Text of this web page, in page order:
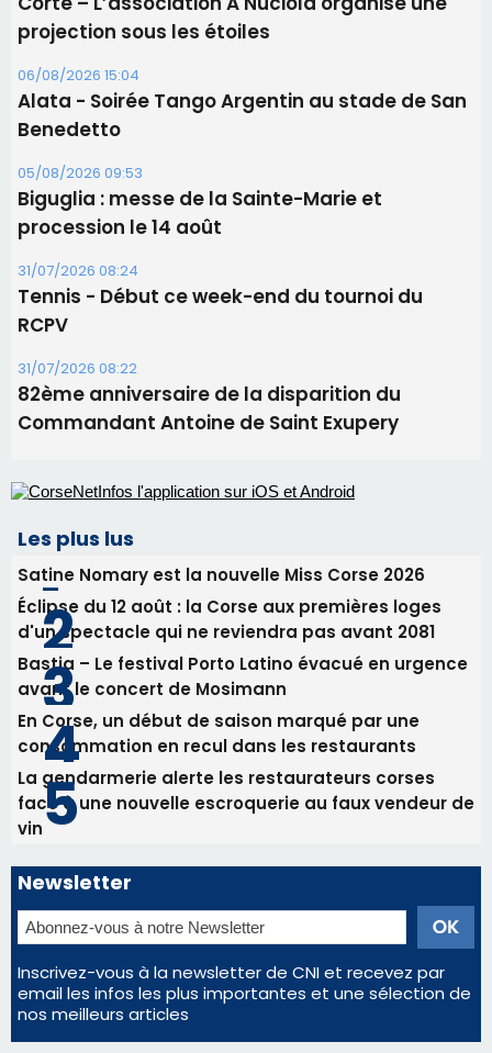
procession le 14 août
31/07/2026 08:24
Tennis - Début ce week-end du tournoi du
RCPV
31/07/2026 08:22
82ème anniversaire de la disparition du
Commandant Antoine de Saint Exupery
Les plus lus
Satine Nomary est la nouvelle Miss Corse 2026
Éclipse du 12 août : la Corse aux premières loges
d'un spectacle qui ne reviendra pas avant 2081
avant le concert de Mosimann
consommation en recul dans les restaurants
La gendarmerie alerte les restaurateurs corses
face à une nouvelle escroquerie au faux vendeur de
vin
Newsletter
Inscrivez-vous à la newsletter de CNI et recevez par
email les infos les plus importantes et une sélection de
nos meilleurs articles
Régie publicitaire
Mentions légales
Nous contacter